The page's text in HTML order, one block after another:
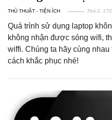
THỦ THUẬT - TIỆN ÍCH Thứ 2, 17/
Quá trình sử dụng laptop
không nhận được sóng wifi,
wiffi. Chúng ta hãy cùng
cách khắc phục nhé!